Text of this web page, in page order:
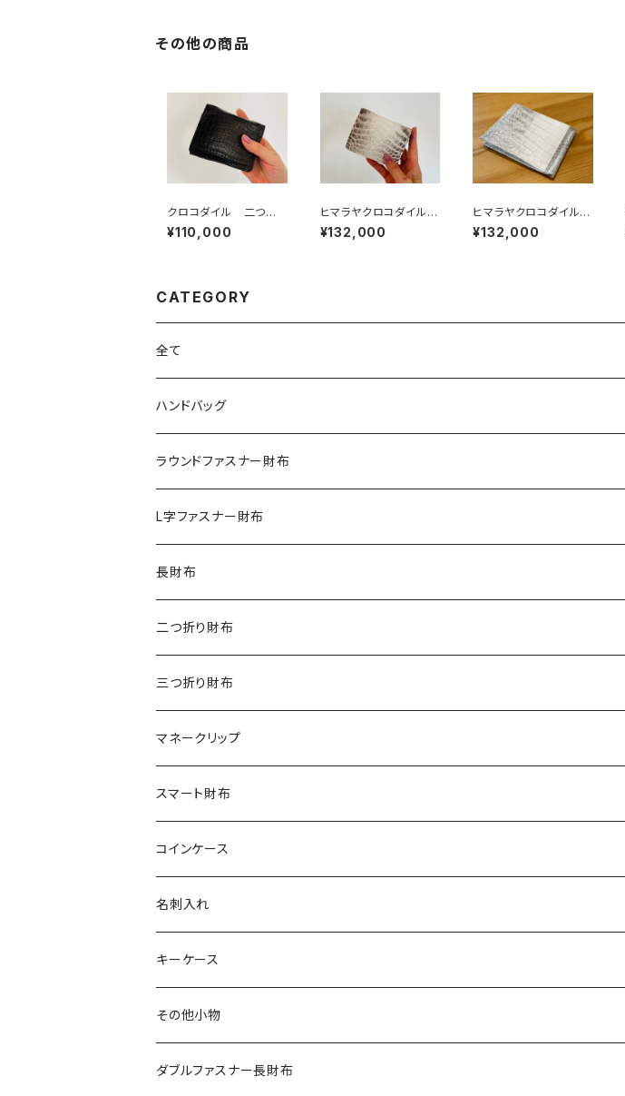
その他の商品
クロコダイル 二つ
折 スマートウォレッ
ト ネイビー
¥110,000
ヒマラヤクロコダイル
二つ折 スマートウォレ
ット
¥132,000
ヒマラヤクロコダイル
マネークリップ
¥132,000
CATEGORY
全て
ハンドバッグ
クロコダイル
ダイヤモンドパイソン
オーストリッチ
シャーク
リザード
エレファント
その他の革
ラウンドファスナー財布
クロコダイル
ダイヤモンドパイソン
オーストリッチ
シャーク
リザード
エレファント
その他の革
L字ファスナー財布
クロコダイル
ダイヤモンドパイソン
オーストリッチ
シャーク
リザード
エレファント
その他の革
長財布
クロコダイル
ダイヤモンドパイソン
オーストリッチ
シャーク
リザード
エレファント
その他の革
二つ折り財布
クロコダイル
ダイヤモンドパイソン
オーストリッチ
シャーク
リザード
エレファント
その他の革
三つ折り財布
クロコダイル
ダイヤモンドパイソン
オーストリッチ
シャーク
リザード
エレファント
その他の革
マネークリップ
クロコダイル
ダイヤモンドパイソン
オーストリッチ
シャーク
リザード
エレファント
スマート財布
クロコダイル
ダイヤモンドパイソン
オーストリッチ
シャーク
リザード
コインケース
クロコダイル
ダイヤモンドパイソン
オーストリッチ
シャーク
名刺入れ
クロコダイル
ダイヤモンドパイソン
オーストリッチ
キーケース
クロコダイル
ダイヤモンドパイソン
その他小物
クロコダイル
ダブルファスナー長財布